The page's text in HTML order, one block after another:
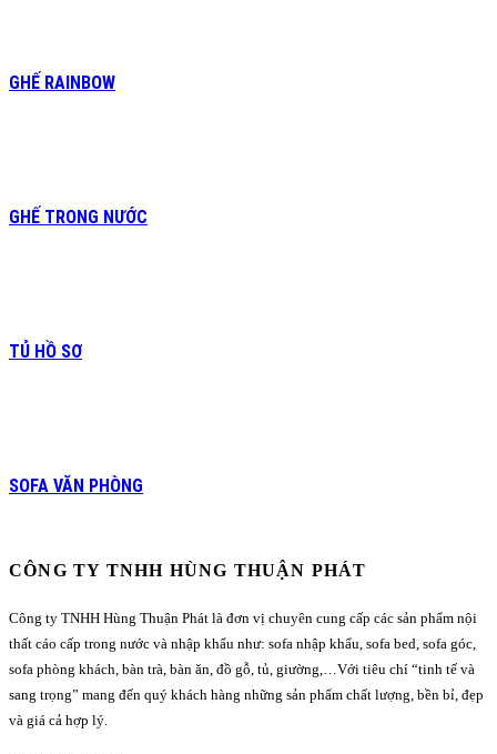
GHẾ RAINBOW
GHẾ TRONG NƯỚC
TỦ HỒ SƠ
SOFA VĂN PHÒNG
CÔNG TY TNHH HÙNG THUẬN PHÁT
Công ty TNHH Hùng Thuận Phát là đơn vị chuyên cung cấp các sản phẩm nội
thất cáo cấp trong nước và nhập khẩu như: sofa nhập khẩu, sofa bed, sofa góc,
sofa phòng khách, bàn trà, bàn ăn, đồ gỗ, tủ, giường,…Với tiêu chí “tinh tế và
sang trọng” mang đến quý khách hàng những sản phẩm chất lượng, bền bỉ, đẹp
và giá cả hợp lý.